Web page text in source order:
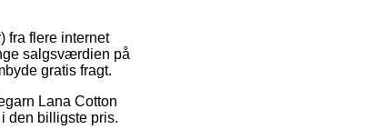
fra flere internet
salgsværdien på
gratis fragt.
Lana Cotton
den billigste pris.